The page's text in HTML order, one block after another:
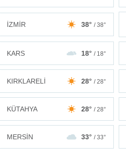
İZMİR 38° / 38°
KARS 18° / 18°
KIRKLARELİ 28° / 28°
KÜTAHYA 28° / 28°
MERSİN 33° / 33°